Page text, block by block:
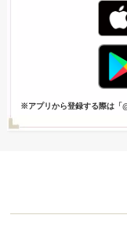
※アプリから登録する際は「